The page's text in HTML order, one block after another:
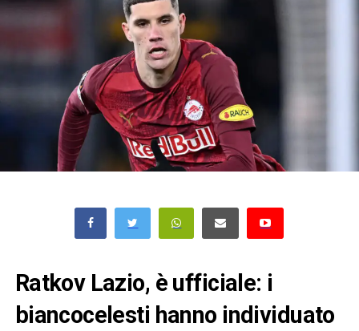
Ratkov Lazio, è ufficiale: i
biancocelesti hanno individuato